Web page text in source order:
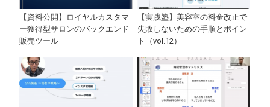
【資料公開】ロイヤルカスタマ
ー獲得型サロンのバックエンド
販売ツール
【実践塾】美容室の料金改正で
失敗しないための手順とポイン
ト（vol.12）